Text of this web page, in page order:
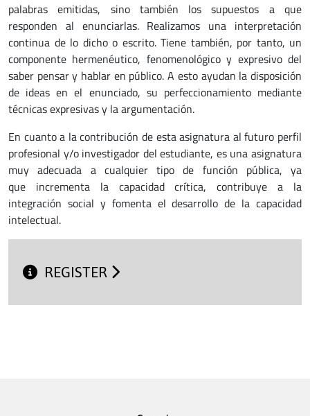
palabras emitidas, sino también los supuestos a que
responden al enunciarlas. Realizamos una interpretación
continua de lo dicho o escrito. Tiene también, por tanto, un
componente hermenéutico, fenomenológico y expresivo del
saber pensar y hablar en público. A esto ayudan la disposición
de ideas en el enunciado, su perfeccionamiento mediante
técnicas expresivas y la argumentación.
En cuanto a la contribución de esta asignatura al futuro perfil
profesional y/o investigador del estudiante, es una asignatura
muy adecuada a cualquier tipo de función pública, ya
que incrementa la capacidad crítica, contribuye a la
integración social y fomenta el desarrollo de la capacidad
intelectual.
REGISTER